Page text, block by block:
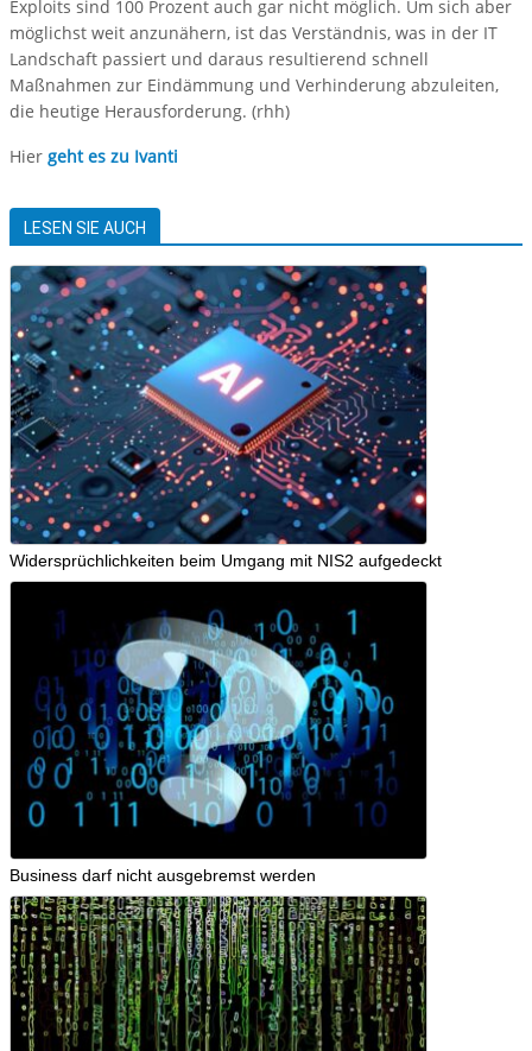
Exploits sind 100 Prozent auch gar nicht möglich. Um sich aber
möglichst weit anzunähern, ist das Verständnis, was in der IT
Landschaft passiert und daraus resultierend schnell
Maßnahmen zur Eindämmung und Verhinderung abzuleiten,
die heutige Herausforderung. (rhh)
Hier geht es zu Ivanti
LESEN SIE AUCH
Widersprüchlichkeiten beim Umgang mit NIS2 aufgedeckt
Business darf nicht ausgebremst werden